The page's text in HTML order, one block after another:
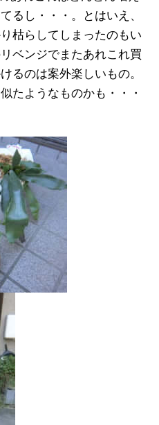
るし・・・。とはいえ、
枯らしてしまったのもい
ベンジでまたあれこれ買
るのは案外楽しいもの。
たようなものかも・・・